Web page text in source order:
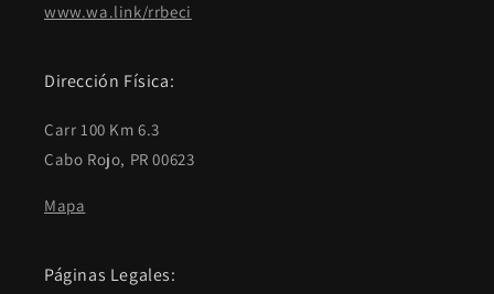
www.wa.link/rrbeci
Dirección Física:
Carr 100 Km 6.3
Cabo Rojo, PR 00623
Mapa
Páginas Legales: